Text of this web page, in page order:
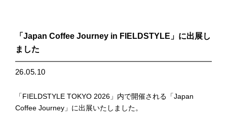
「Japan Coffee Journey in FIELDSTYLE」に出展し
ました
26.05.10
「FIELDSTYLE TOKYO 2026」内で開催される「Japan
Coffee Journey」に出展いたしました。